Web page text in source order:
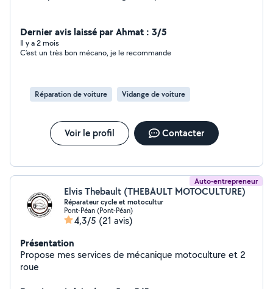
Dernier avis laissé par Ahmat : 3/5
Il y a 2 mois
C’est un très bon mécano, je le recommande
Réparation de voiture Vidange de voiture
Voir le profil Contacter
Auto-entrepreneur
Elvis Thebault (THEBAULT MOTOCULTURE)
Réparateur cycle et motocultur
Pont-Péan (Pont-Péan)
4,3/5 (21 avis)
Présentation
Propose mes services de mécanique motoculture et 2
roue